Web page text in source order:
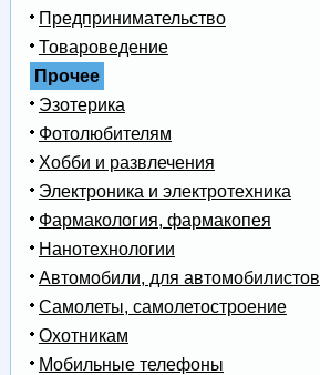
Предпринимательство
Товароведение
Прочее
Эзотерика
Фотолюбителям
Хобби и развлечения
Электроника и электротехника
Фармакология, фармакопея
Нанотехнологии
Автомобили, для
Самолеты, самолетостроение
Охотникам
Мобильные телефоны